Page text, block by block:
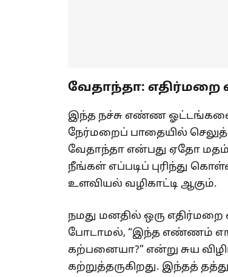
வேதாந்தா:
இந்த நச்சு எண்ண ஓட்டங்களை
நேர்மறைப் பாதையில்
வேதாந்தா என்பது ஏதோ
நீங்கள் எப்படிப் புரிந்து
உளவியல் வழிகாட்டி ஆகும்.
நமது மனதில் ஒரு
போடாமல், “இந்த எண்ணம்
கற்பனையா?” என்று சுய
கற்றுத்தருகிறது. இந்தத்